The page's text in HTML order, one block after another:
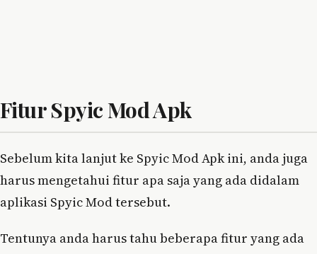
Fitur Spyic Mod Apk
Sebelum kita lanjut ke Spyic Mod Apk ini, anda juga
harus mengetahui fitur apa saja yang ada didalam
aplikasi Spyic Mod tersebut.
Tentunya anda harus tahu beberapa fitur yang ada